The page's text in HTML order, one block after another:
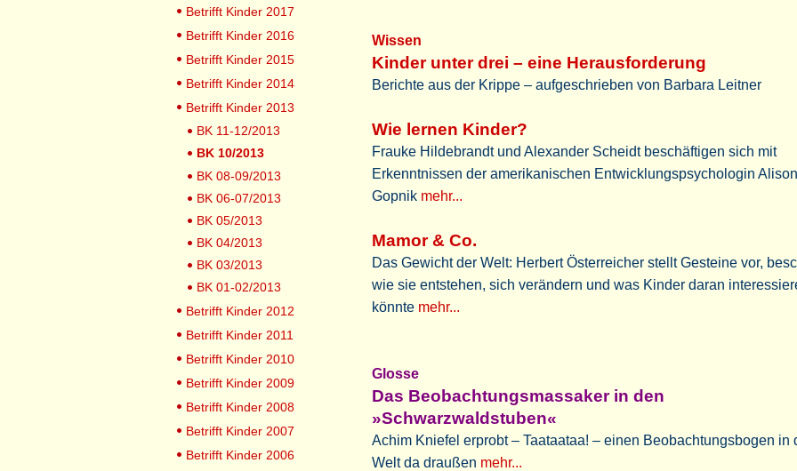
Wissen
Kinder unter drei – eine Herausforderung
Berichte aus der Krippe – aufgeschrieben von Barbara Leitner
Wie lernen Kinder?
Frauke Hildebrandt und Alexander Scheidt beschäftigen sich mit
Erkenntnissen der amerikanischen Entwicklungspsychologin Alison
Gopnik mehr...
Mamor & Co.
Das Gewicht der Welt: Herbert Österreicher stellt Gesteine vor,
wie sie entstehen, sich verändern und was Kinder daran
könnte mehr...
Glosse
Das Beobachtungsmassaker in den
»Schwarzwaldstuben«
Achim Kniefel erprobt – Taataataa! – einen Beobachtungsbogen in
Welt da draußen mehr...
Betrifft Kinder 2017
Betrifft Kinder 2016
Betrifft Kinder 2015
Betrifft Kinder 2014
Betrifft Kinder 2013
BK 11-12/2013
BK 10/2013
BK 08-09/2013
BK 06-07/2013
BK 05/2013
BK 04/2013
BK 03/2013
BK 01-02/2013
Betrifft Kinder 2012
Betrifft Kinder 2011
Betrifft Kinder 2010
Betrifft Kinder 2009
Betrifft Kinder 2008
Betrifft Kinder 2007
Betrifft Kinder 2006